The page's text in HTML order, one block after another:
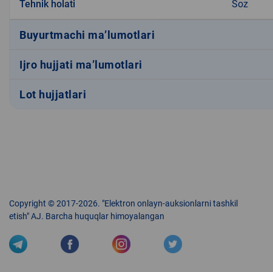
Tehnik holati Soz
Buyurtmachi ma’lumotlari
Ijro hujjati ma’lumotlari
Lot hujjatlari
Copyright © 2017-2026. "Elektron onlayn-auksionlarni tashkil
etish" AJ. Barcha huquqlar himoyalangan